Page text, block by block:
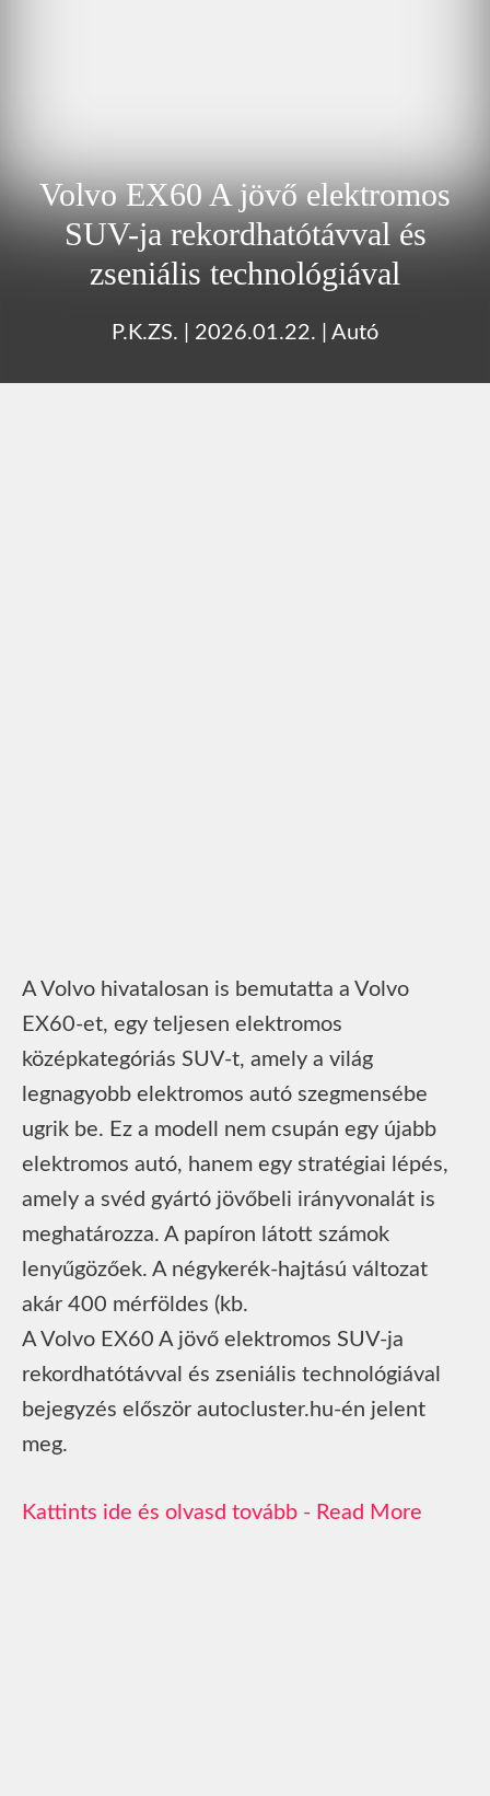
Volvo EX60 A jövő elektromos
SUV-ja rekordhatótávval és
zseniális technológiával
P.K.ZS. 2026.01.22. Autó
A Volvo hivatalosan is bemutatta a Volvo
EX60-et, egy teljesen elektromos
középkategóriás SUV-t, amely a világ
legnagyobb elektromos autó szegmensébe
ugrik be. Ez a modell nem csupán egy újabb
elektromos autó, hanem egy stratégiai lépés,
amely a svéd gyártó jövőbeli irányvonalát is
meghatározza. A papíron látott számok
lenyűgözőek. A négykerék-hajtású változat
akár 400 mérföldes (kb.
A Volvo EX60 A jövő elektromos SUV-ja
rekordhatótávval és zseniális technológiával
bejegyzés először autocluster.hu-én jelent
meg.
Read More